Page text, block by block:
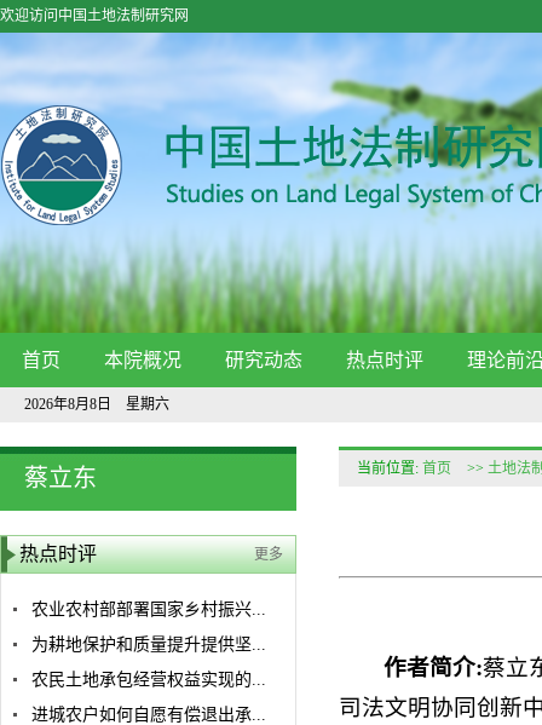
欢迎访问中国土地法制研究网
首页 本院概况 研究动态 热点时评 理论前
2026年8月8日 星期六
蔡立东
热点时评 更多
农业农村部部署国家乡村振兴...
为耕地保护和质量提升提供坚...
农民土地承包经营权益实现的...
进城农户如何自愿有偿退出承...
当前位置: 首页 >> 土地法
作者简介:蔡立
司法文明协同创新